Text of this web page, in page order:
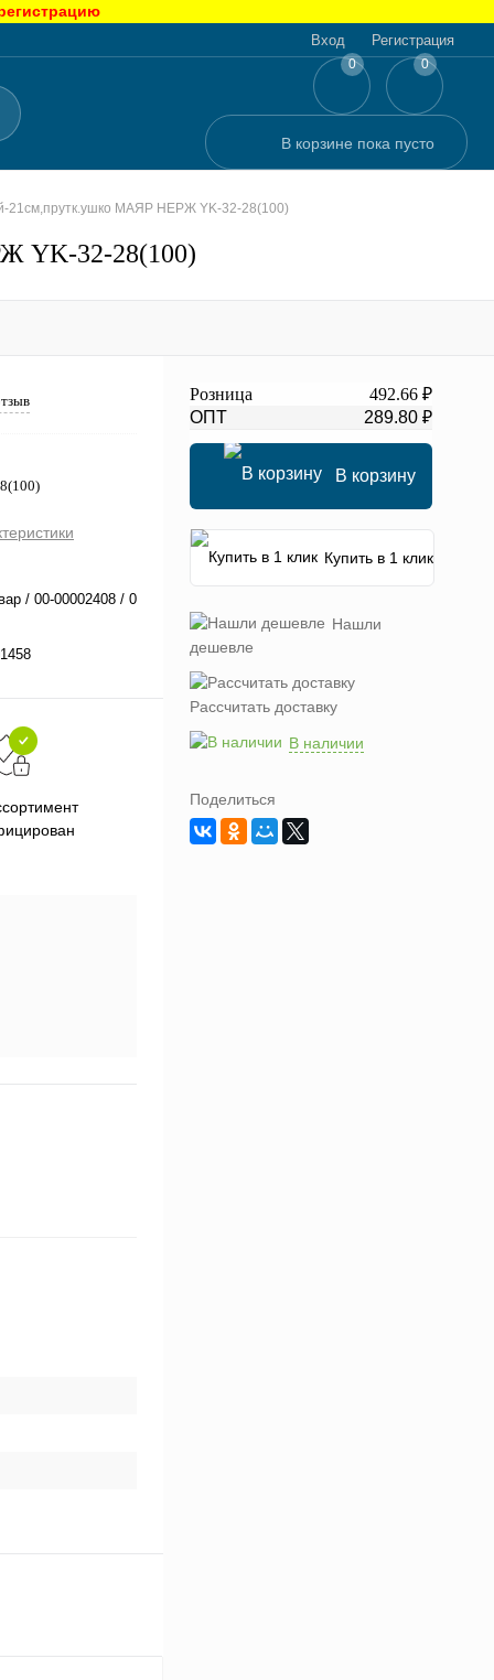
Вход Регистрация
0 0
В корзине пока пусто
21см,прутк.ушко МАЯР НЕРЖ YK-32-28(100)
YK-32-28(100)
/ 00-00002408 / 0
Подарки при заказе от 3000
рублей
Розница
492.66 ₽
ОПТ
289.80 ₽
В корзину
Купить в 1 клик
Нашли
дешевле
Рассчитать доставку
В наличии
Поделиться